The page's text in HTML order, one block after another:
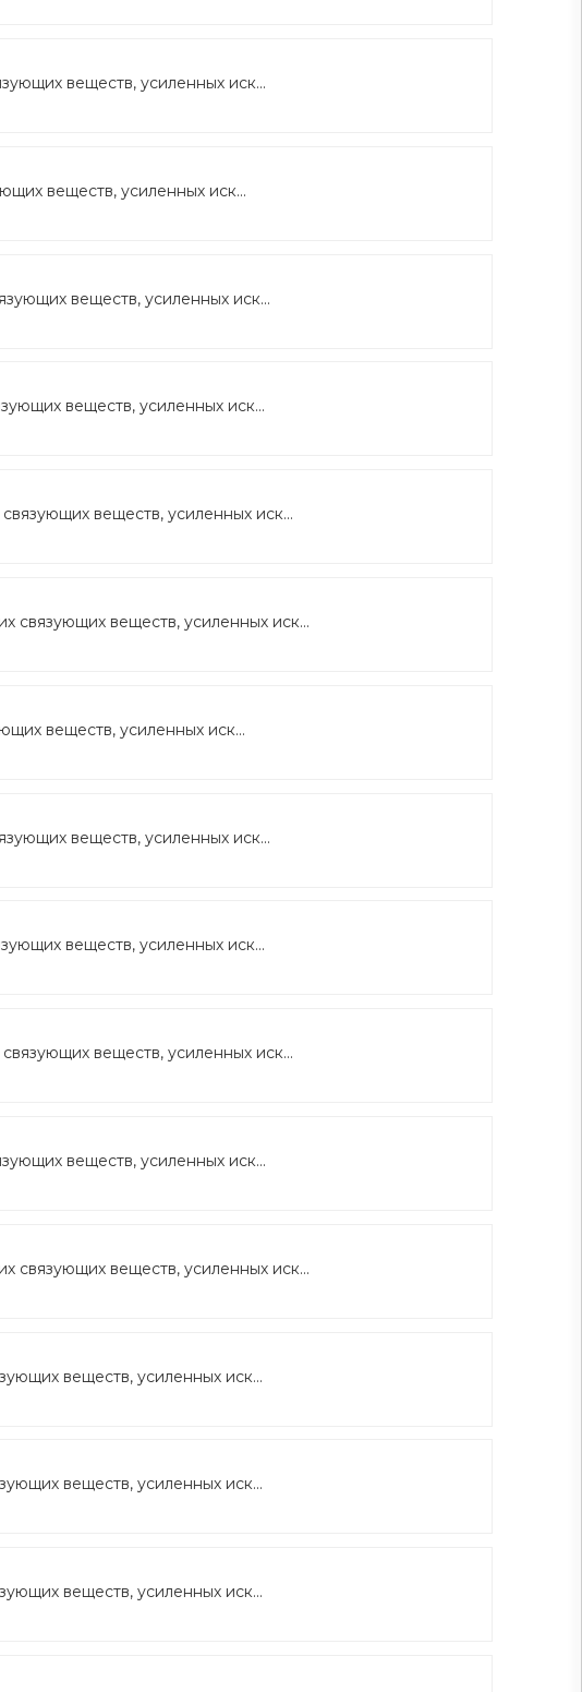
веществ, усиленных иск...
веществ, усиленных иск...
веществ, усиленных иск...
веществ, усиленных иск...
веществ, усиленных иск...
связующих веществ, усиленных иск...
веществ, усиленных иск...
веществ, усиленных иск...
веществ, усиленных иск...
веществ, усиленных иск...
веществ, усиленных иск...
связующих веществ, усиленных иск...
веществ, усиленных иск...
веществ, усиленных иск...
веществ, усиленных иск...